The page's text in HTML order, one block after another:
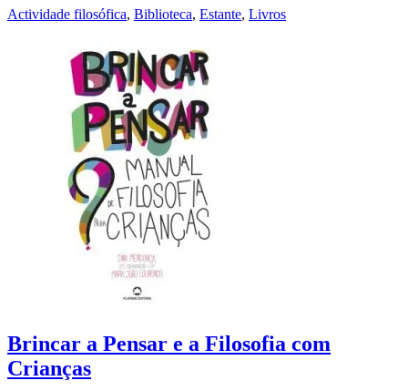
Actividade filosófica, Biblioteca, Estante, Livros
Brincar a Pensar e a Filosofia com
Crianças